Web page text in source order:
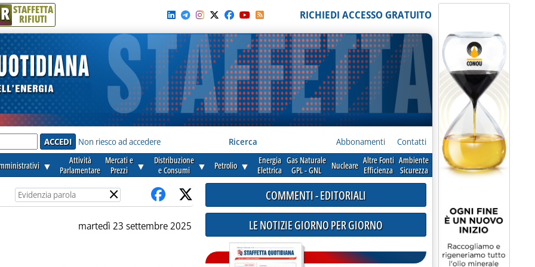
R STAFFETTA
RIFIUTI RICHIEDI ACCESSO GRATUITO
Non riesco ad accedere Ricerca Abbonamenti Contatti
▼
Attività
Parlamentare
Mercati e
Prezzi
▼
Distribuzione
e Consumi
▼ Petrolio ▼
Energia
Elettrica
Gas Naturale
GPL - GNL
Nucleare Altre Fonti
Efficienza
Ambiente
Sicurezza
×
martedì 23 settembre 2025
COMMENTI - EDITORIALI
LE NOTIZIE GIORNO PER GIORNO